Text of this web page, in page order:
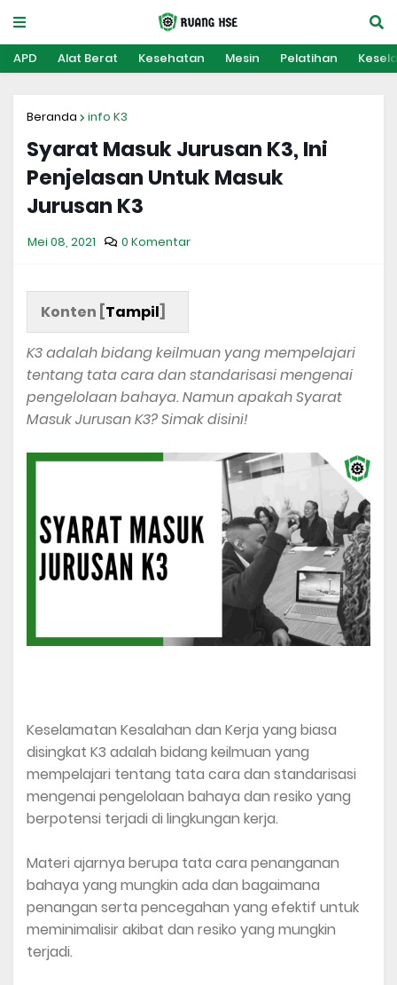
APD Alat Berat Kesehatan Mesin Pelatihan
Beranda info K3
Syarat Masuk Jurusan K3, Ini
Penjelasan Untuk Masuk
Jurusan K3
Mei 08, 2021 0 Komentar
Konten [Tampil]
K3 adalah bidang keilmuan yang mempelajari
tentang tata cara dan standarisasi mengenai
pengelolaan bahaya. Namun apakah Syarat
Masuk Jurusan K3? Simak disini!
Keselamatan Kesalahan dan Kerja yang biasa
disingkat K3 adalah bidang keilmuan yang
mempelajari tentang tata cara dan standarisasi
mengenai pengelolaan bahaya dan resiko yang
berpotensi terjadi di lingkungan kerja.
Materi ajarnya berupa tata cara penanganan
bahaya yang mungkin ada dan bagaimana
penangan serta pencegahan yang efektif untuk
meminimalisir akibat dan resiko yang mungkin
terjadi.